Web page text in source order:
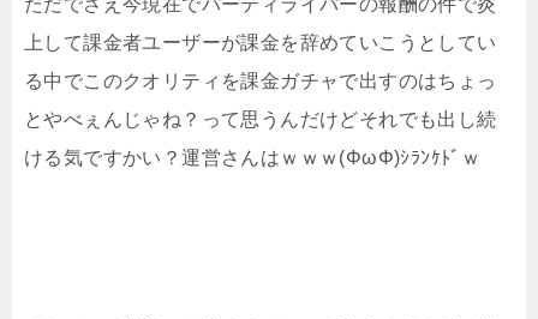
ただでさえ今現在でパーティライバーの報酬の件で炎
上して課金者ユーザーが課金を辞めていこうとしてい
る中でこのクオリティを課金ガチャで出すのはちょっ
とやべぇんじゃね？って思うんだけどそれでも出し続
ける気ですかい？運営さんはｗｗｗ(ΦωΦ)ｼﾗﾝｹﾄﾞｗ